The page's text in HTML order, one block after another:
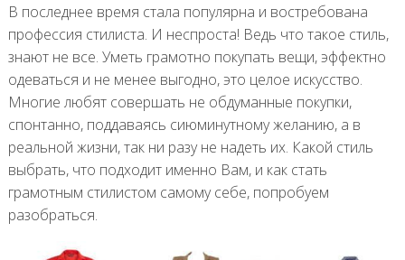
В последнее время стала популярна и востребована
профессия стилиста. И неспроста! Ведь что такое стиль,
знают не все. Уметь грамотно покупать вещи, эффектно
одеваться и не менее выгодно, это целое искусство.
Многие любят совершать не обдуманные покупки,
спонтанно, поддаваясь сиюминутному желанию, а в
реальной жизни, так ни разу не надеть их. Какой стиль
выбрать, что подходит именно Вам, и как стать
грамотным стилистом самому себе, попробуем
разобраться.